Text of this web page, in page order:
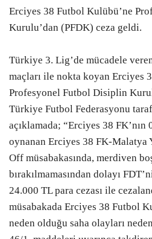
Erciyes 38 Futbol Kulübü’ne
Kurulu’dan (PFDK) ceza geldi.
Türkiye 3. Lig’de mücadele
maçları ile nokta koyan Erciyes
Profesyonel Futbol Disiplin
Türkiye Futbol Federasyonu
açıklamada; “Erciyes 38
oynanan Erciyes 38 FK-Malatya
Off müsabakasında, merdiven
bırakılmamasından dolayı
24.000 TL para cezası ile
müsabakada Erciyes 38 Futbol
neden olduğu saha olayları